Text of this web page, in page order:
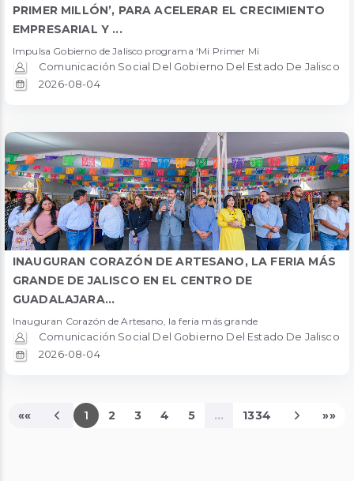
PRIMER MILLÓN’, PARA ACELERAR EL CRECIMIENTO
EMPRESARIAL Y ...
Impulsa Gobierno de Jalisco programa ‘Mi Primer Mi
Comunicación Social Del Gobierno Del Estado De Jalisco
2026-08-04
INAUGURAN CORAZÓN DE ARTESANO, LA FERIA MÁS
GRANDE DE JALISCO EN EL CENTRO DE
GUADALAJARA...
Inauguran Corazón de Artesano, la feria más grande
Comunicación Social Del Gobierno Del Estado De Jalisco
2026-08-04
«« 1Página Actual
2 3 4 5 ... 1334 »»